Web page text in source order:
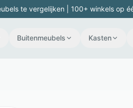
te vergelijken | 100+ winkels op
Buitenmeubels Kasten